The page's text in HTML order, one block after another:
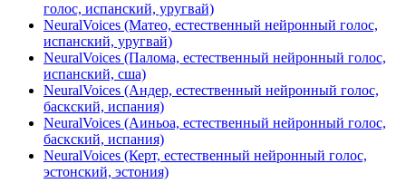
голос, испанский, уругвай)
NeuralVoices (Матео, естественный нейронный голос,
испанский, уругвай)
NeuralVoices (Палома, естественный нейронный голос,
испанский, сша)
NeuralVoices (Андер, естественный нейронный голос,
баскский, испания)
NeuralVoices (Аиньоа, естественный нейронный голос,
баскский, испания)
NeuralVoices (Керт, естественный нейронный голос,
эстонский, эстония)